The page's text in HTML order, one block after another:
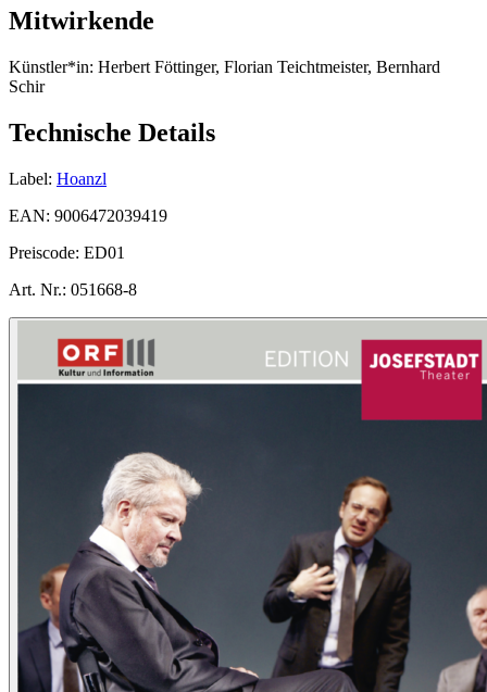
Mitwirkende
Künstler*in: Herbert Föttinger, Florian Teichtmeister, Bernhard
Schir
Technische Details
Label: Hoanzl
EAN: 9006472039419
Preiscode: ED01
Art. Nr.: 051668-8